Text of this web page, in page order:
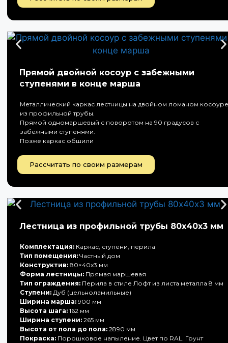
Прямой двойной косоур с забежными
ступенями в конце марша
Металлический каркас лестницы на двойном ломаном косоуре
из профильной трубы.
Прямой одномаршевый с поворотом на 90 градусов с
забежными ступенями.
Позже каркас обшили
Рассчитать по своим размерам
Лестница из профильной трубы 80х40х3 мм
Комплектация: Каркас, ступени, перила
Тип помещения: Частный дом
Конструктив: 80×40х3 мм
Форма лестницы: Прямая маршевая
Тип ограждения: Перила в стиле Лофт из листа металла 8 мм
Ступени: Дуб (цельноламильные)
Ширина марша: 900 мм
Высота шага: 162 мм
Ширина ступени: 265 мм
Высота от пола до пола: 2890 мм
Покраска: Порошковое напыление. Цвет по RAL. Грунт